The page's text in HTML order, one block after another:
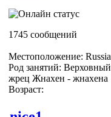
1745 сообщений
Местоположение: Russia
Род занятий: Верховный
жрец Жнахен - жнахена
Возраст: